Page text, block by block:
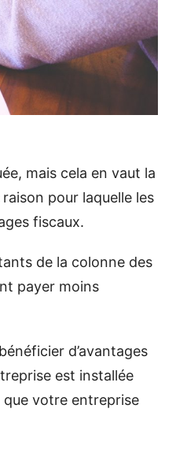
mais cela en vaut la
pour laquelle les
fiscaux.
de la colonne des
payer moins
d’avantages
est installée
votre entreprise